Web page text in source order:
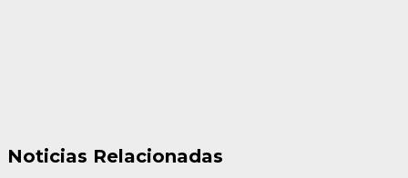
Noticias Relacionadas